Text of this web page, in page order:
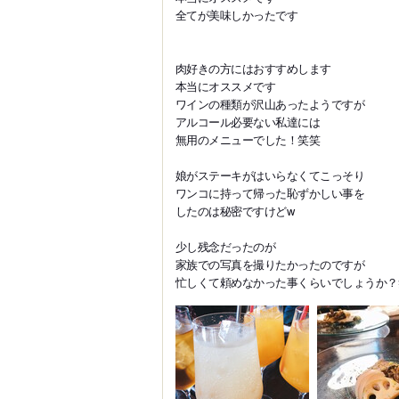
全てが美味しかったです
肉好きの方にはおすすめします
本当にオススメです
ワインの種類が沢山あったようですが
アルコール必要ない私達には
無用のメニューでした！笑笑
娘がステーキがはいらなくてこっそり
ワンコに持って帰った恥ずかしい事を
したのは秘密ですけどw
少し残念だったのが
家族での写真を撮りたかったのですが
忙しくて頼めなかった事くらいでしょうか